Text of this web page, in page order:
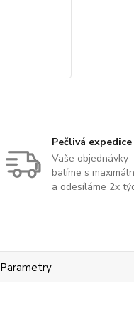
Pečlivá expedice
Vaše objednávky
balíme s
a odesíláme 2x
Parametry